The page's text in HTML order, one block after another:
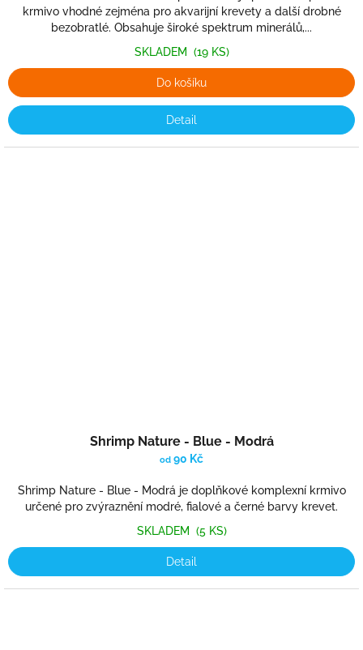
krmivo vhodné zejména pro akvarijní krevety a další drobné
bezobratlé. Obsahuje široké spektrum minerálů,...
SKLADEM (19 KS)
Do košíku
Detail
Shrimp Nature - Blue - Modrá
od 90 Kč
Shrimp Nature - Blue - Modrá je doplňkové komplexní krmivo
určené pro zvýraznění modré, fialové a černé barvy krevet.
SKLADEM (5 KS)
Detail